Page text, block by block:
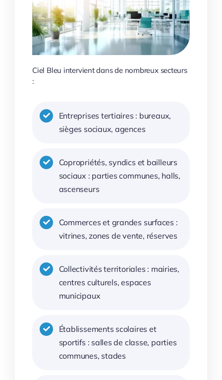
Ciel Bleu intervient dans de nombreux secteurs
:
Entreprises tertiaires : bureaux,
sièges sociaux, agences
Copropriétés, syndics et bailleurs
sociaux : parties communes, halls,
ascenseurs
Commerces et grandes surfaces :
vitrines, zones de vente, réserves
Collectivités territoriales : mairies,
centres culturels, espaces
municipaux
Établissements scolaires et
sportifs : salles de classe, parties
communes, stades